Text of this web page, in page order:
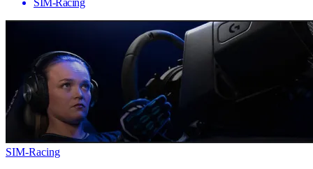
SIM-Racing
SIM-Racing